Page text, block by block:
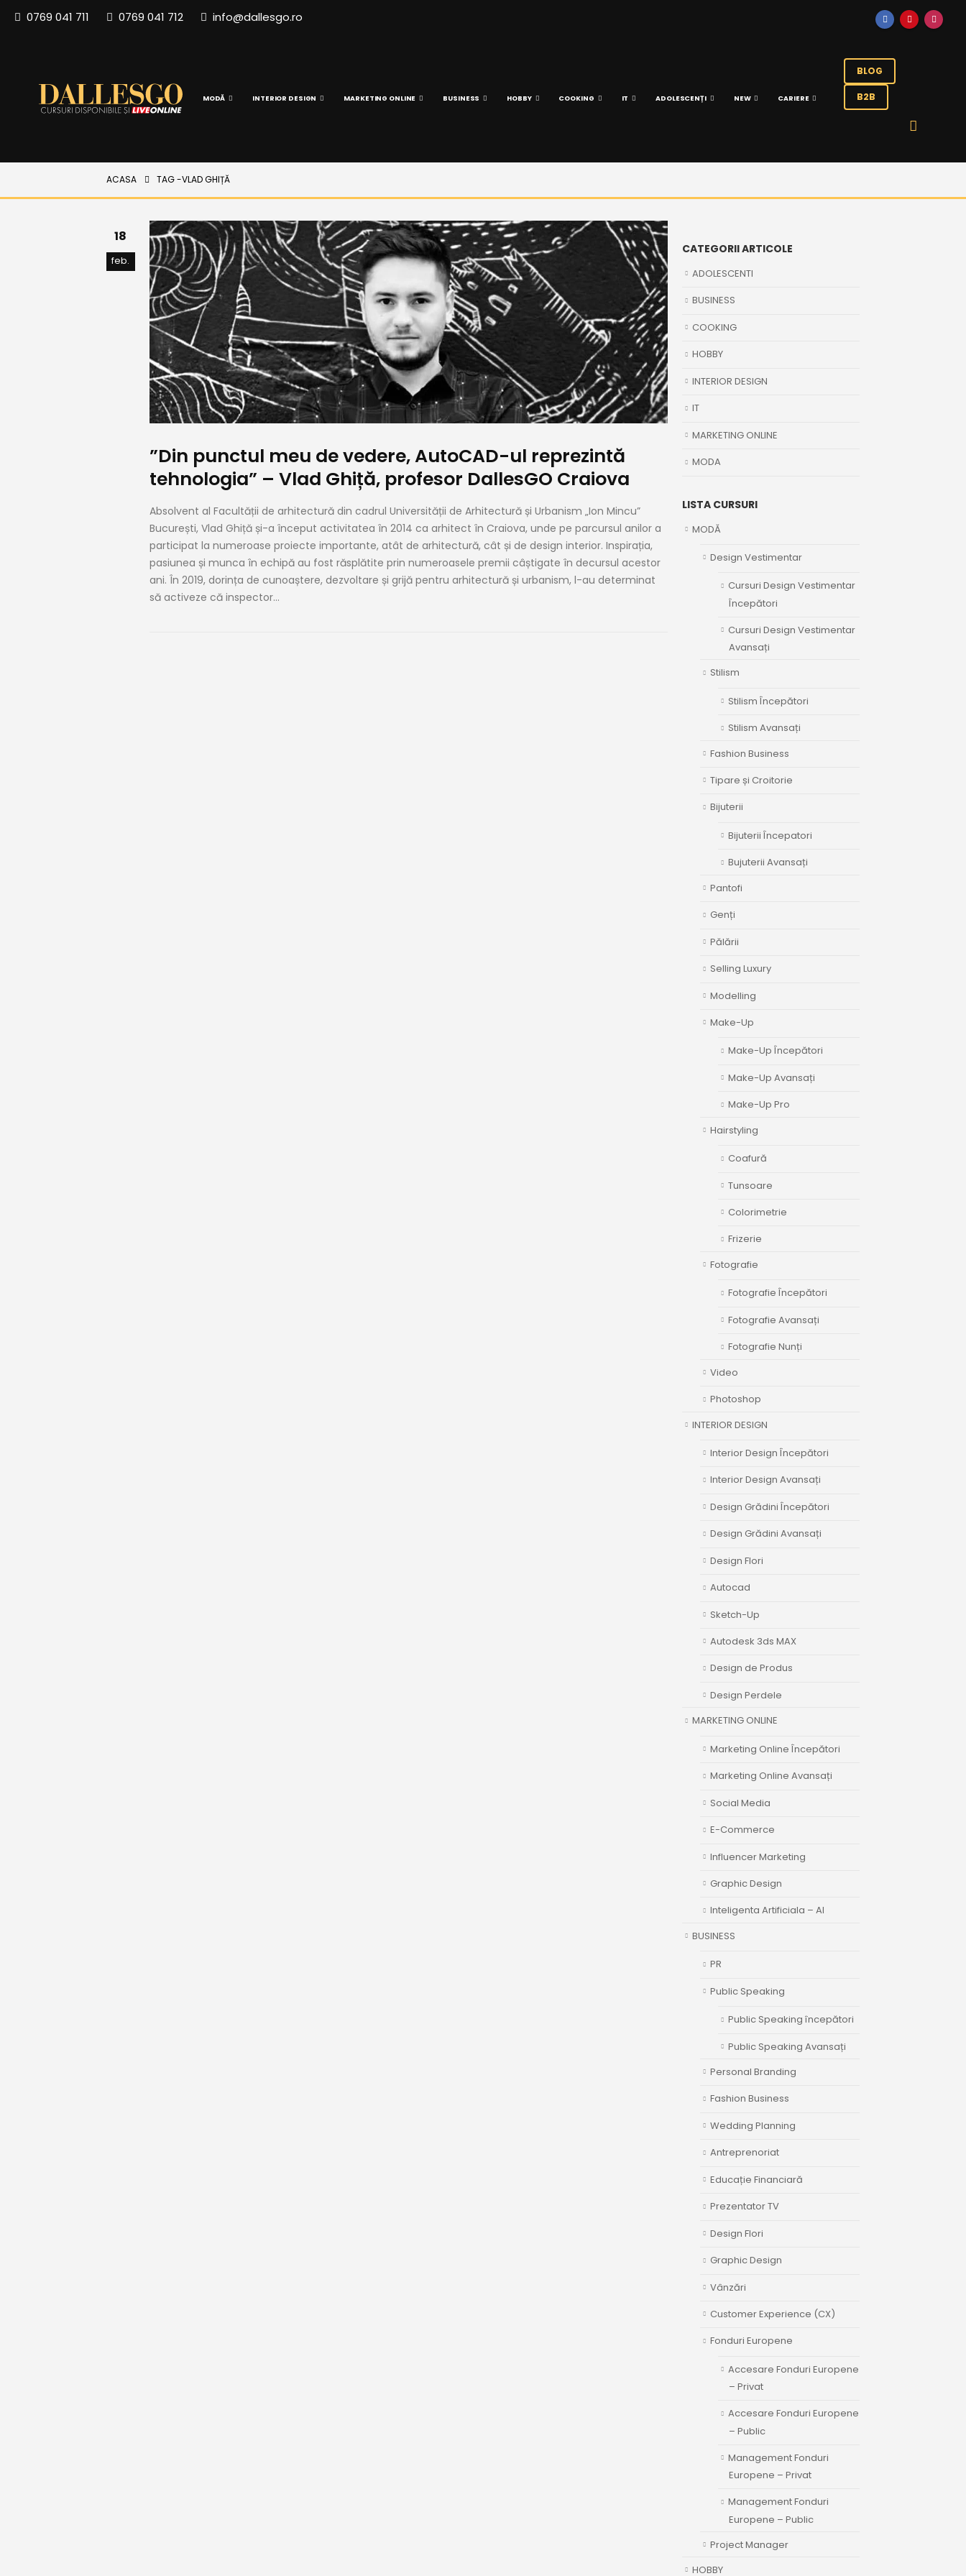
0769 041 711 0769 041 712 info@dallesgo.ro
MODĂ INTERIOR DESIGN MARKETING ONLINE BUSINESS HOBBY COOKING IT ADOLESCENȚI NEW CARIERE
BLOG
B2B
ACASA TAG -VLAD GHIȚĂ
18
feb.
”Din punctul meu de vedere, AutoCAD-ul reprezintă
tehnologia” – Vlad Ghiță, profesor DallesGO Craiova
Absolvent al Facultății de arhitectură din cadrul Universității de Arhitectură și Urbanism „Ion Mincu”
București, Vlad Ghiță și-a început activitatea în 2014 ca arhitect în Craiova, unde pe parcursul anilor a
participat la numeroase proiecte importante, atât de arhitectură, cât și de design interior. Inspirația,
pasiunea și munca în echipă au fost răsplătite prin numeroasele premii câștigate în decursul acestor
ani. În 2019, dorința de cunoaștere, dezvoltare și grijă pentru arhitectură și urbanism, l-au determinat
să activeze că inspector...
CATEGORII ARTICOLE
ADOLESCENTI
BUSINESS
COOKING
HOBBY
INTERIOR DESIGN
IT
MARKETING ONLINE
MODA
LISTA CURSURI
MODĂ
Design Vestimentar
Cursuri Design Vestimentar
Începători
Cursuri Design Vestimentar
Avansați
Stilism
Stilism Începători
Stilism Avansați
Fashion Business
Tipare și Croitorie
Bijuterii
Bijuterii Începatori
Bujuterii Avansați
Pantofi
Genți
Pălării
Selling Luxury
Modelling
Make-Up
Make-Up Începători
Make-Up Avansați
Make-Up Pro
Hairstyling
Coafură
Tunsoare
Colorimetrie
Frizerie
Fotografie
Fotografie Începători
Fotografie Avansați
Fotografie Nunți
Video
Photoshop
INTERIOR DESIGN
Interior Design Începători
Interior Design Avansați
Design Grădini Începători
Design Grădini Avansați
Design Flori
Autocad
Sketch-Up
Autodesk 3ds MAX
Design de Produs
Design Perdele
MARKETING ONLINE
Marketing Online Începători
Marketing Online Avansați
Social Media
E-Commerce
Influencer Marketing
Graphic Design
Inteligenta Artificiala – AI
BUSINESS
PR
Public Speaking
Public Speaking începători
Public Speaking Avansați
Personal Branding
Fashion Business
Wedding Planning
Antreprenoriat
Educație Financiară
Prezentator TV
Design Flori
Graphic Design
Vânzări
Customer Experience (CX)
Fonduri Europene
Accesare Fonduri Europene
– Privat
Accesare Fonduri Europene
– Public
Management Fonduri
Europene – Privat
Management Fonduri
Europene – Public
Project Manager
HOBBY